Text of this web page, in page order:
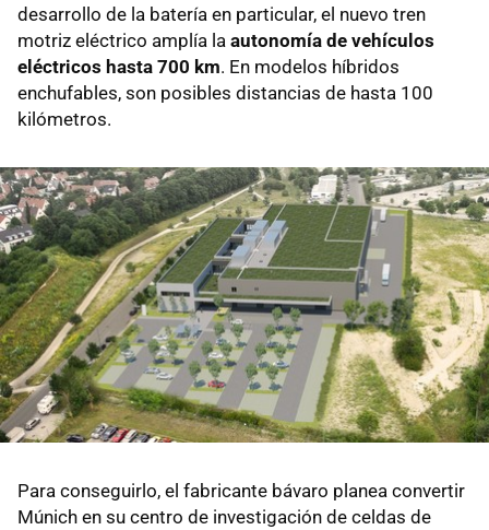
desarrollo de la batería en particular, el nuevo tren
motriz eléctrico amplía la autonomía de vehículos
eléctricos hasta 700 km. En modelos híbridos
enchufables, son posibles distancias de hasta 100
kilómetros.
Para conseguirlo, el fabricante bávaro planea convertir
Múnich en su centro de investigación de celdas de